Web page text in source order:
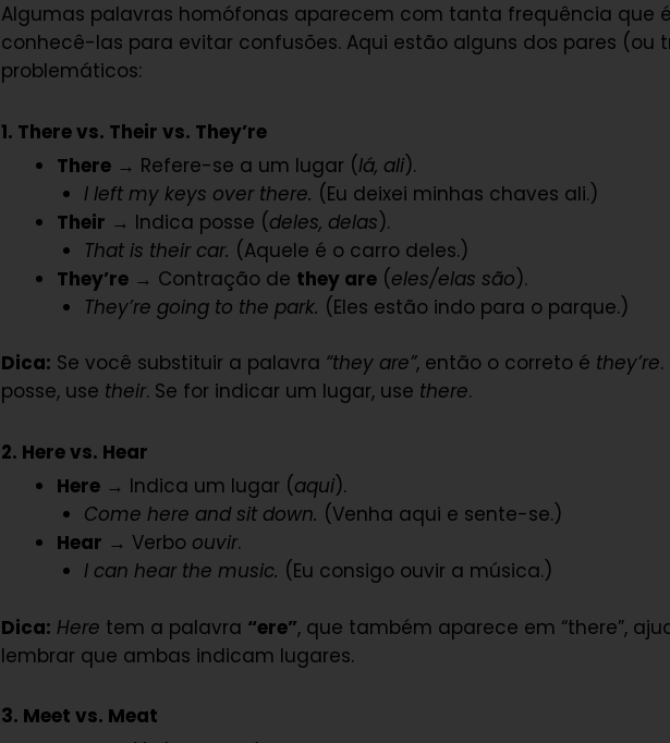
Algumas palavras homófonas aparecem com tanta frequência que
conhecê-las para evitar confusões. Aqui estão alguns dos pares (ou
problemáticos:
1. There vs. Their vs. They’re
There→ Refere-se a um lugar (lá, ali).
I left my keys over there. (Eu deixei minhas chaves ali.)
Their → Indica posse (deles, delas).
That is their car. (Aquele é o carro deles.)
They’re→ Contração de they are(eles/elas são).
They’re going to the park. (Eles estão indo para o parque.)
Dica: Se você substituir a palavra “they are”, então o correto é they’re
posse, use their. Se for indicar um lugar, use there.
2. Here vs. Hear
Here→ Indica um lugar (aqui).
Come here and sit down. (Venha aqui e sente-se.)
Hear → Verbo ouvir.
I can hear the music. (Eu consigo ouvir a música.)
Dica: Here tem a palavra “ere”, que também aparece em “there”,
lembrar que ambas indicam lugares.
3. Meet vs. Meat